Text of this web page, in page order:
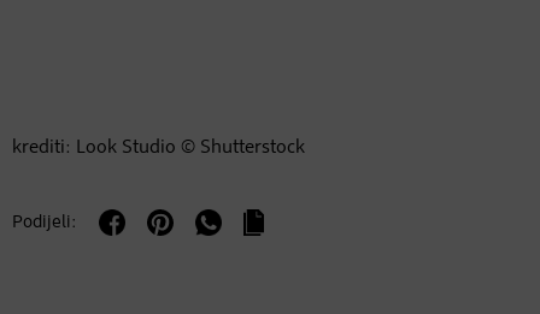
krediti: Look Studio © Shutterstock
Podijeli: